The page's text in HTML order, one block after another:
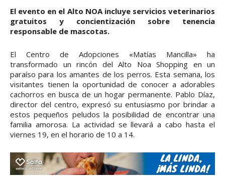
El evento en el Alto NOA incluye servicios veterinarios
gratuitos y concientización sobre tenencia
responsable de mascotas.
El Centro de Adopciones «Matías Mancilla» ha
transformado un rincón del Alto Noa Shopping en un
paraíso para los amantes de los perros. Esta semana, los
visitantes tienen la oportunidad de conocer a adorables
cachorros en busca de un hogar permanente. Pablo Díaz,
director del centro, expresó su entusiasmo por brindar a
estos pequeños peludos la posibilidad de encontrar una
familia amorosa. La actividad se llevará a cabo hasta el
viernes 19, en el horario de 10 a 14.